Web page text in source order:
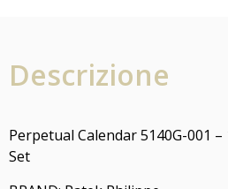
Descrizione
Perpetual Calendar 5140G-001 –
Set